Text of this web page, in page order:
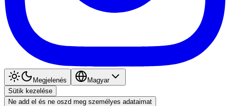
Megjelenés
Magyar
Sütik kezelése
Ne add el és ne oszd meg személyes adataimat